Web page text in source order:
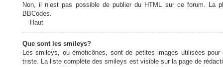
Non, il n’est pas possible de publier du HTML sur ce forum. La
BBCodes.
Haut
Que sont les smileys?
Les smileys, ou émoticônes, sont de petites images utilisées
triste. La liste complète des smileys est visible sur la page de